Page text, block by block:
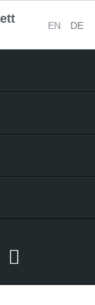
EN DE